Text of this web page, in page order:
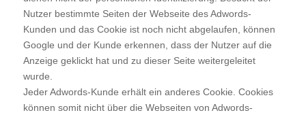
Nutzer bestimmte Seiten der Webseite des Adwords-
Kunden und das Cookie ist noch nicht abgelaufen, können
Google und der Kunde erkennen, dass der Nutzer auf die
Anzeige geklickt hat und zu dieser Seite weitergeleitet
wurde.
Jeder Adwords-Kunde erhält ein anderes Cookie. Cookies
können somit nicht über die Webseiten von Adwords-